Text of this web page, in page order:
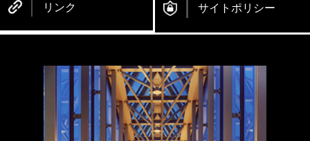
リンク サイトポリシー